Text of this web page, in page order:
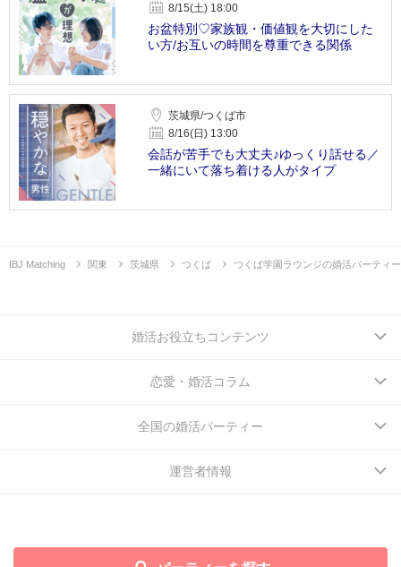
8/15(土) 18:00
お盆特別♡家族観・価値観を大切にした
い方/お互いの時間を尊重できる関係
茨城県/つくば市
8/16(日) 13:00
会話が苦手でも大丈夫♪ゆっくり話せる／
一緒にいて落ち着ける人がタイプ
IBJ Matching 関東 茨城県 つくば つくば学園ラウンジの婚活パーティー
婚活お役立ちコンテンツ
恋愛・婚活コラム
全国の婚活パーティー
運営者情報